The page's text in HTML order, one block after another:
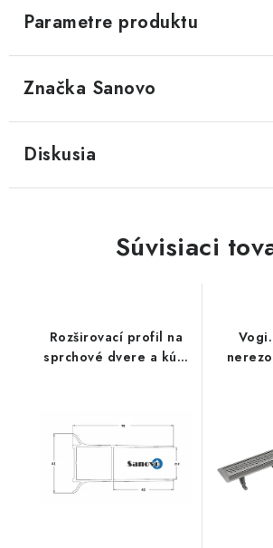
Parametre produktu
Značka Sanovo
Diskusia
Súvisiaci
Rozširovací profil na
sprchové dvere a kúty